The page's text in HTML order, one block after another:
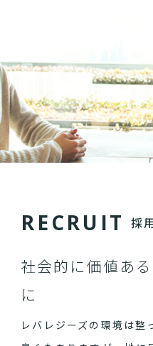
RECRU IT 採
社会的に価値あ
に
レバレジーズの環境は整